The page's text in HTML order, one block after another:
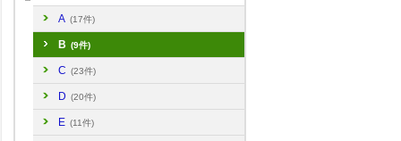
A (17件)
B (9件)
C (23件)
D (20件)
E (11件)